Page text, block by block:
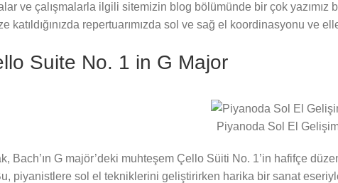
ve çalışmalarla ilgili sitemizin blog bölümünde bir çok
katıldığınızda repertuarımızda sol ve sağ el koordinasyonu ve
Suite No. 1 in G Major
Piyanoda Sol El
Bach’ın G majör’deki muhteşem Çello Süiti No. 1’in hafifçe
piyanistlere sol el tekniklerini geliştirirken harika bir sanat